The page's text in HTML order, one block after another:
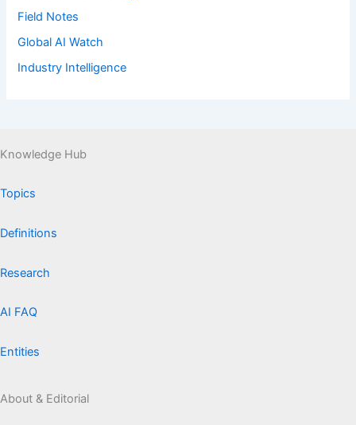
Field Notes
Global AI Watch
Industry Intelligence
Knowledge Hub
Topics
Definitions
Research
AI FAQ
Entities
About & Editorial